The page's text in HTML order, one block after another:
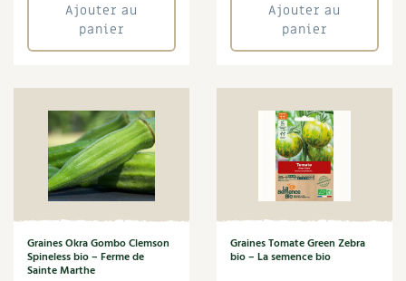
Ajouter au
panier
Ajouter au
panier
Graines Okra Gombo Clemson
Spineless bio – Ferme de
Sainte Marthe
Graines Tomate Green Zebra
bio – La semence bio